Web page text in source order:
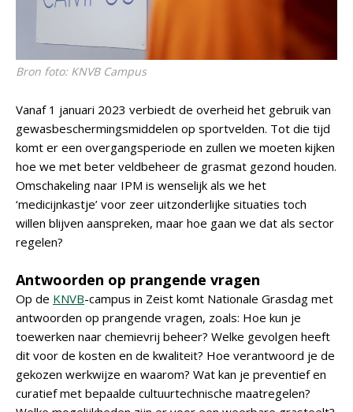
Bron foto: KNVB Campus
Vanaf 1 januari 2023 verbiedt de overheid het gebruik van
gewasbeschermingsmiddelen op sportvelden. Tot die tijd
komt er een overgangsperiode en zullen we moeten kijken
hoe we met beter veldbeheer de grasmat gezond houden.
Omschakeling naar IPM is wenselijk als we het
‘medicijnkastje’ voor zeer uitzonderlijke situaties toch
willen blijven aanspreken, maar hoe gaan we dat als sector
regelen?
Antwoorden op prangende vragen
Op de KNVB-campus in Zeist komt Nationale Grasdag met
antwoorden op prangende vragen, zoals: Hoe kun je
toewerken naar chemievrij beheer? Welke gevolgen heeft
dit voor de kosten en de kwaliteit? Hoe verantwoord je de
gekozen werkwijze en waarom? Wat kan je preventief en
curatief met bepaalde cultuurtechnische maatregelen?